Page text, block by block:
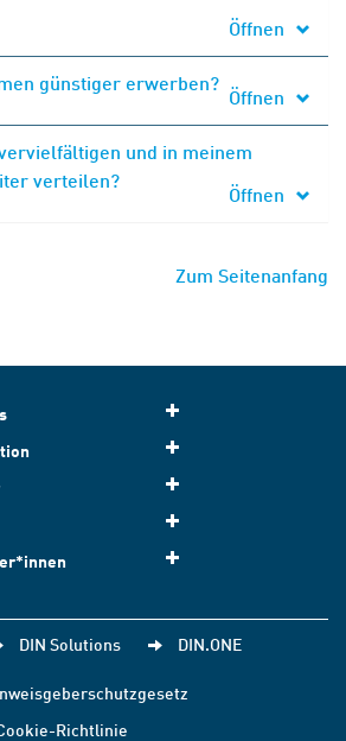
Öffnen
günstiger erwerben?
Öffnen
und in meinem
verteilen?
Öffnen
Zum Seitenanfang
DIN Solutions DIN.ONE
Richtlinie